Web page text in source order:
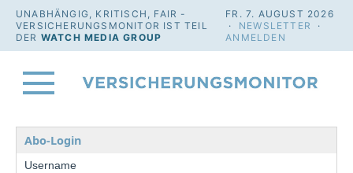
UNABHÄNGIG, KRITISCH, FAIR -
VERSICHERUNGSMONITOR IST TEIL
DER WATCH MEDIA GROUP
FR. 7. AUGUST 2026
· NEWSLETTER
·
ANMELDEN
Abo-Login
Username